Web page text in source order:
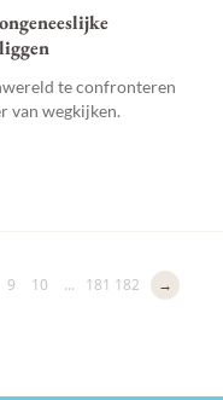
te confronteren
van wegkijken.
9 10 ... 181 182 →